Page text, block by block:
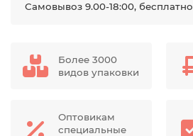
Самовывоз 9.00-18:00, бесплатно
Более 3000
видов упаковки
Оптовикам
специальные